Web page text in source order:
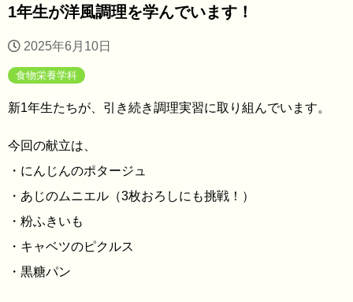
1年生が洋風調理を学んでいます！
2025年6月10日
食物栄養学科
新1年生たちが、引き続き調理実習に取り組んでいます。
今回の献立は、
・にんじんのポタージュ
・あじのムニエル（3枚おろしにも挑戦！）
・粉ふきいも
・キャベツのピクルス
・黒糖パン